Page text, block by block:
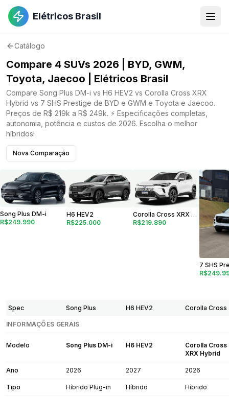
Elétricos Brasil
Catálogo
Compare 4 SUVs 2026 | BYD, GWM,
Toyota, Jaecoo | Elétricos Brasil
Compare Song Plus DM-i vs H6 HEV2 vs Corolla Cross XRX
Hybrid vs 7 SHS Prestige de BYD e GWM e Toyota e Jaecoo.
Preços de R$ 219k a R$ 249k. ⚡ Especificações completas,
autonomia, potência e custos de 2026. Escolha o melhor
híbridos!
Nova Comparação
Song Plus DM-i
R$249.990
H6 HEV2
R$225.000
Corolla Cross XRX Hybrid
R$219.890
7 SHS
Spec Song Plus H6 HEV2 Corolla Cross
INFORMAÇÕES GERAIS
Modelo Song Plus DM-i H6 HEV2
Corolla Cross
XRX Hybrid
Ano 2026 2027 2026
Tipo Híbrido Plug-in Híbrido Híbrido